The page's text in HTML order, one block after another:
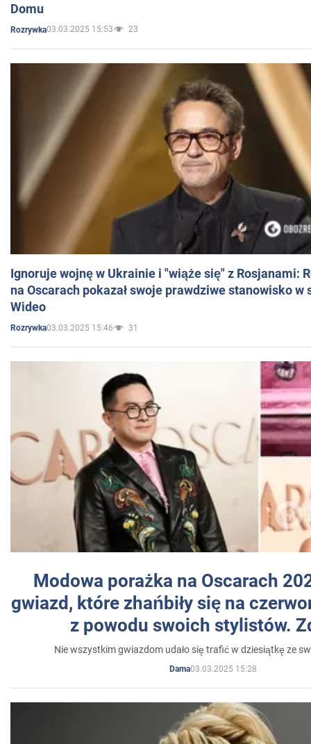
Domu
Rozrywka03.03.2025 15:53 23
Ignoruje wojnę w Ukrainie i "wiąże się" z Rosjanami:
na Oscarach pokazał swoje prawdziwe stanowisko w
Wideo
Rozrywka03.03.2025 15:46 31
Modowa porażka na Oscarach
gwiazd, które zhańbiły się na
z powodu swoich stylistów.
Nie wszystkim gwiazdom udało się trafić w dziesiątkę ze
Dama03.03.2025 15:28